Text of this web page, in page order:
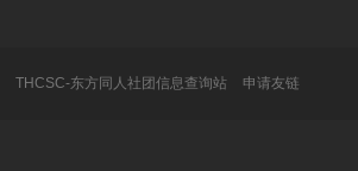
THCSC-东方同人社团信息查询站 申请友链